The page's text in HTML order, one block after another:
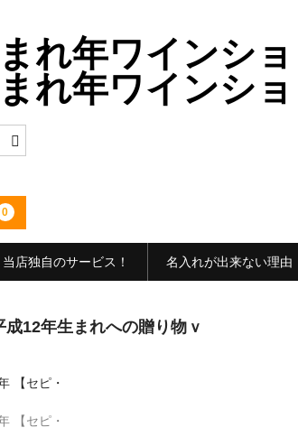
0
当店独自のサービス！ 名入れが出来ない理由
12年生まれへの贈り物ｖ